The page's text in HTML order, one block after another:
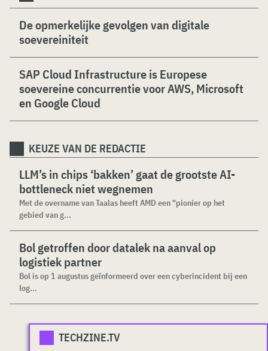
De opmerkelijke gevolgen van digitale
soevereiniteit
SAP Cloud Infrastructure is Europese
soevereine concurrentie voor AWS, Microsoft
en Google Cloud
KEUZE VAN DE REDACTIE
LLM’s in chips ‘bakken’ gaat de grootste AI-
bottleneck niet wegnemen
Met de overname van Taalas heeft AMD een "pionier op het
gebied van g...
Bol getroffen door datalek na aanval op
logistiek partner
Bol is op 1 augustus geïnformeerd over een cyberincident bij een
log...
TECHZINE.TV